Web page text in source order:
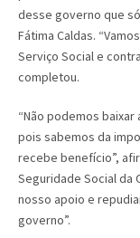
desse governo que
Fátima Caldas.
Serviço Social e
completou.
“Não podemos
pois sabemos da
recebe benefício”,
Seguridade Social da
nosso apoio e
governo”.